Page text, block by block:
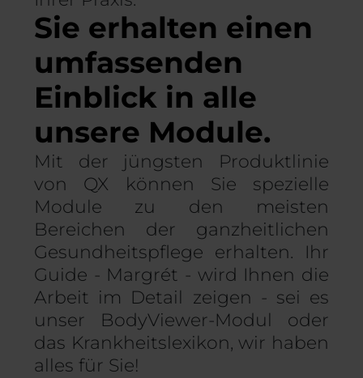
Sie erhalten einen
umfassenden
Einblick in alle
unsere Module.
Mit der jüngsten Produktlinie
von QX können Sie spezielle
Module zu den meisten
Bereichen der ganzheitlichen
Gesundheitspflege erhalten. Ihr
Guide - Margrét - wird Ihnen die
Arbeit im Detail zeigen - sei es
unser BodyViewer-Modul oder
das Krankheitslexikon, wir haben
alles für Sie!